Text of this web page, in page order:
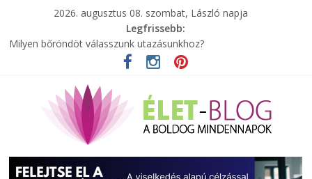
2026. augusztus 08. szombat, László napja
Legfrissebb:
Milyen bőröndöt válasszunk utazásunkhoz?
Elérhető zöld energia mindenki számára
Különleges tömörfa ládák Indiából
A zöld forradalom: A mosó- és parfümtermékek környezetbarát
szempontjainak erősítése